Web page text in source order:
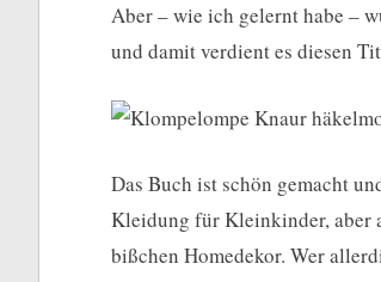
Aber – wie ich gelernt habe –
und damit verdient es diesen
Das Buch ist schön gemacht
Kleidung für Kleinkinder, aber
bißchen Homedekor. Wer